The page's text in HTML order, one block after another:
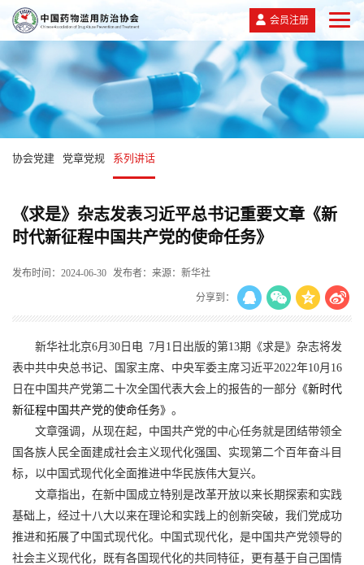
会员注册
协会党建 党章党规 系列讲话
《求是》杂志发表习近平总书记重要文章《新
时代新征程中国共产党的使命任务》
发布时间：2024-06-30 发布者：来源：新华社
分享到：
新华社北京6月30日电 7月1日出版的第13期《求是》杂志将发
表中共中央总书记、国家主席、中央军委主席习近平2022年10月16
日在中国共产党第二十次全国代表大会上的报告的一部分 《新时代
新征程中国共产党的使命任务》 。
文章强调，从现在起，中国共产党的中心任务就是团结带领全
国各族人民全面建成社会主义现代化强国、实现第二个百年奋斗目
标，以中国式现代化全面推进中华民族伟大复兴。
文章指出，在新中国成立特别是改革开放以来长期探索和实践
基础上，经过十八大以来在理论和实践上的创新突破，我们党成功
推进和拓展了中国式现代化。中国式现代化，是中国共产党领导的
社会主义现代化，既有各国现代化的共同特征，更有基于自己国情